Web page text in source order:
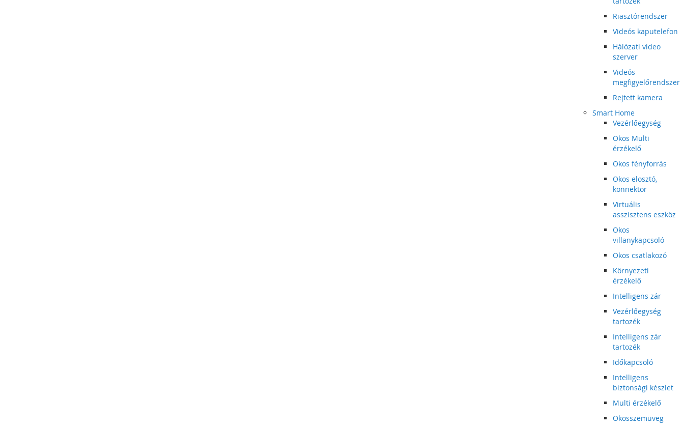
Riasztórendszer
Videós kaputelefon
Hálózati video
szerver
Videós
megfigyelőrendszer
Rejtett kamera
Smart Home
Vezérlőegység
Okos Multi
érzékelő
Okos fényforrás
Okos elosztó,
konnektor
Virtuális
asszisztens eszköz
Okos
villanykapcsoló
Okos csatlakozó
Környezeti
érzékelő
Intelligens zár
Vezérlőegység
tartozék
Intelligens zár
tartozék
Időkapcsoló
Intelligens
biztonsági készlet
Multi érzékelő
Okosszemüveg